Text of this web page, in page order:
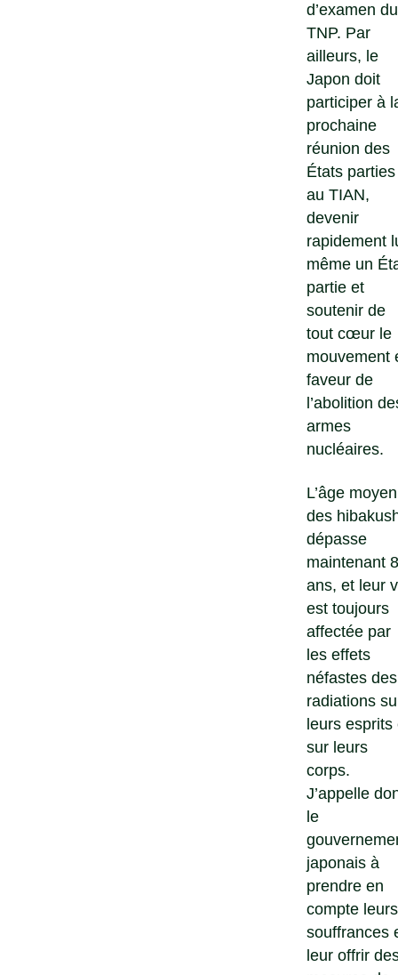
d’examen du
TNP. Par
ailleurs, le
Japon doit
participer à
prochaine
réunion des
États parties
au TIAN,
devenir
rapidement
même un
partie et
soutenir de
tout cœur le
mouvement
faveur de
l’abolition
armes
nucléaires.
L’âge moyen
des
dépasse
maintenant
ans, et leur
est toujours
affectée par
les effets
néfastes des
radiations
leurs esprits
sur leurs
corps.
J’appelle
le
japonais à
prendre en
compte leurs
souffrances
leur offrir